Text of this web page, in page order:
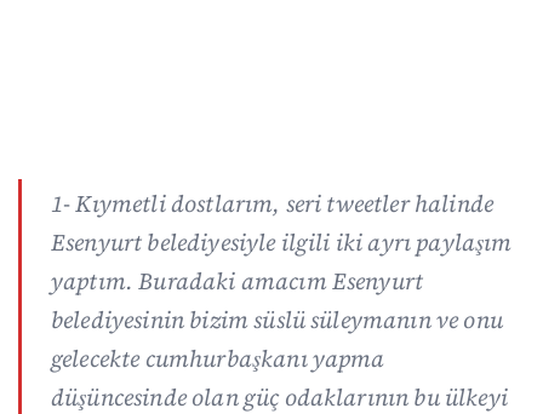
1- Kıymetli dostlarım, seri tweetler halinde
Esenyurt belediyesiyle ilgili iki ayrı paylaşım
yaptım. Buradaki amacım Esenyurt
belediyesinin bizim süslü süleymanın ve onu
gelecekte cumhurbaşkanı yapma
düşüncesinde olan güç odaklarının bu ülkeyi